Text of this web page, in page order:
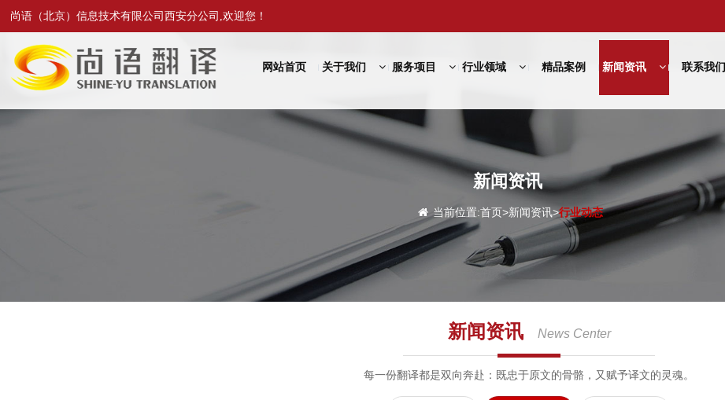
尚语（北京）信息技术有限公司西安分公司,欢迎您！
网站首页 关于我们 服务项目 行业领域 精品案例 新闻资讯 联系我们
新闻资讯
当前位置:首页>新闻资讯>行业动态
新闻资讯 News Center
每一份翻译都是双向奔赴：既忠于原文的骨骼，又赋予译文的灵魂。